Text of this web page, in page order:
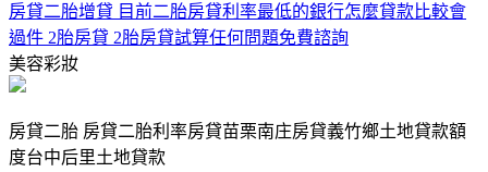
房貸二胎增貸 目前二胎房貸利率最低的銀行怎麼貸款比較會
過件 2胎房貸 2胎房貸試算任何問題免費諮詢
美容彩妝
房貸二胎 房貸二胎利率房貸苗栗南庄房貸義竹鄉土地貸款額
度台中后里土地貸款